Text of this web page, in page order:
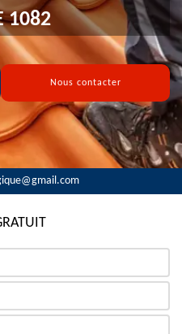
1082
Nous contacter